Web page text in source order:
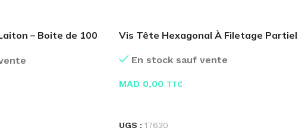
– Boite de 100
Vis Tête Hexagonal À Filetage Partiel
En stock sauf vente
MAD0,00 TTC
UGS : 17630